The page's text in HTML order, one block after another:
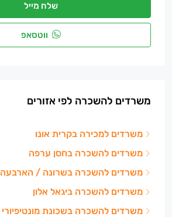
שלח מייל
ווטסאפ
משרדים להשכרה לפי אזורים
משרדים למכירה בקרית אונו
משרדים להשכרה בחסן ערפה
משרדים להשכרה בשרונה / הארבעה
משרדים להשכרה ביגאל אלון
משרדים להשכרה בשכונת מונטיפיורי